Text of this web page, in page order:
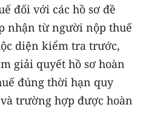
đối với các hồ sơ đề
nhận từ người nộp thuế
diện kiểm tra trước,
giải quyết hồ sơ hoàn
đúng thời hạn quy
trường hợp được hoàn